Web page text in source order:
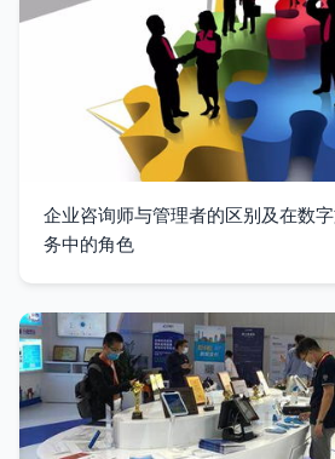
企业咨询师与管理者的区别及在数
务中的角色